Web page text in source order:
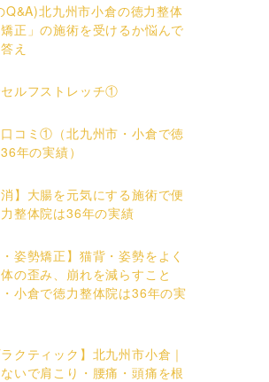
Q&A)北九州市小倉の徳力整体
正」の施術を受けるか悩んで
え
ルフストレッチ①
コミ①（北九州市・小倉で徳
年の実績）
消】大腸を元気にする施術で便
整体院は36年の実績
・姿勢矯正】猫背・姿勢をよく
の歪み、崩れを減らすこと
・小倉で徳力整体院は36年の実
ラクティック】北九州市小倉｜
いで肩こり・腰痛・頭痛を根